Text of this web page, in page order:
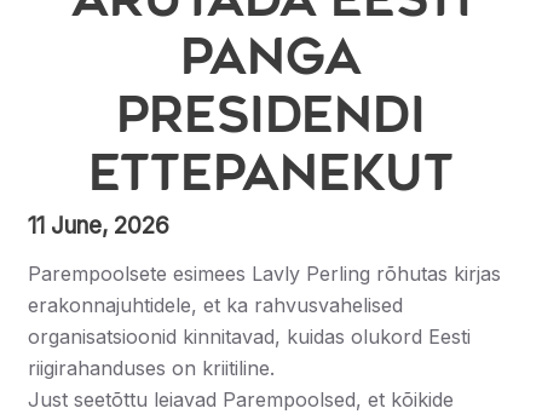
Panga
presidendi
ettepanekut
11 June, 2026
Parempoolsete esimees Lavly Perling rõhutas kirjas
erakonnajuhtidele, et ka rahvusvahelised
organisatsioonid kinnitavad, kuidas olukord Eesti
riigirahanduses on kriitiline.
Just seetõttu leiavad Parempoolsed, et kõikide